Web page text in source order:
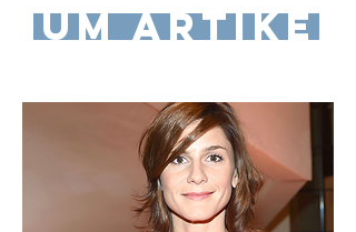
zum Artikel